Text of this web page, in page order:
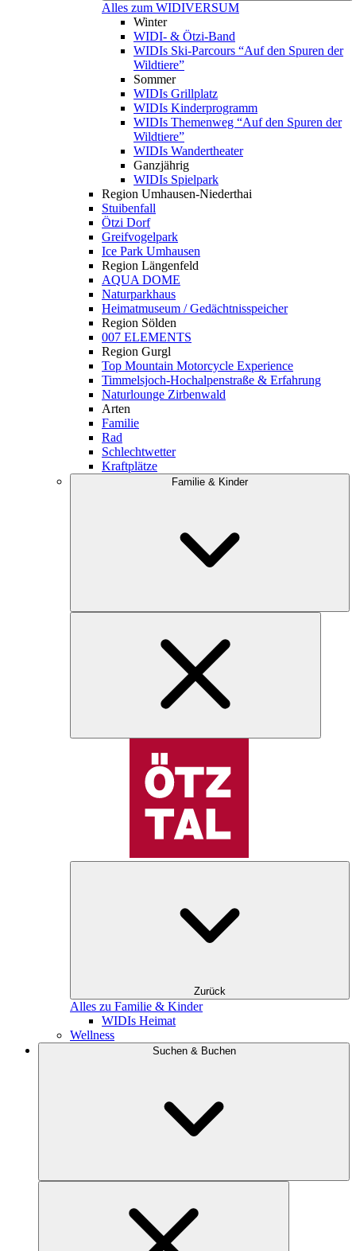
Alles zum WIDIVERSUM
Winter
WIDI- & Ötzi-Band
WIDIs Ski-Parcours “Auf den Spuren der
Wildtiere”
Sommer
WIDIs Grillplatz
WIDIs Kinderprogramm
WIDIs Themenweg “Auf den Spuren der
Wildtiere”
WIDIs Wandertheater
Ganzjährig
WIDIs Spielpark
Region Umhausen-Niederthai
Stuibenfall
Ötzi Dorf
Greifvogelpark
Ice Park Umhausen
Region Längenfeld
AQUA DOME
Naturparkhaus
Heimatmuseum / Gedächtnisspeicher
Region Sölden
007 ELEMENTS
Region Gurgl
Top Mountain Motorcycle Experience
Timmelsjoch-Hochalpenstraße & Erfahrung
Naturlounge Zirbenwald
Arten
Familie
Rad
Schlechtwetter
Kraftplätze
Familie & Kinder
Zurück
Alles zu Familie & Kinder
WIDIs Heimat
Wellness
Suchen & Buchen